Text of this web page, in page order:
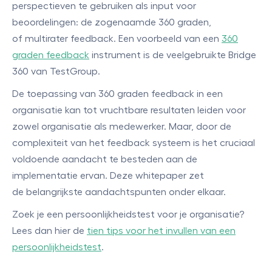
perspectieven te gebruiken als input voor
beoordelingen: de zogenaamde 360 graden,
of multirater feedback. Een voorbeeld van een 360
graden feedback instrument is de veelgebruikte Bridge
360 van TestGroup.
De toepassing van 360 graden feedback in een
organisatie kan tot vruchtbare resultaten leiden voor
zowel organisatie als medewerker. Maar, door de
complexiteit van het feedback systeem is het cruciaal
voldoende aandacht te besteden aan de
implementatie ervan. Deze whitepaper zet
de belangrijkste aandachtspunten onder elkaar.
Zoek je een persoonlijkheidstest voor je organisatie?
Lees dan hier de tien tips voor het invullen van een
persoonlijkheidstest.